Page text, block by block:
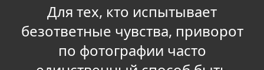
Для тех, кто испытывает
безответные чувства, приворот
по фотографии часто